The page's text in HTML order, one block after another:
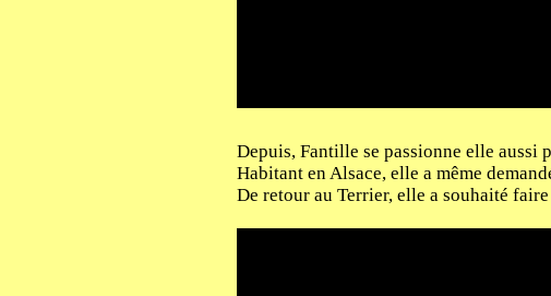
Depuis, Fantille se passionne elle aussi
Habitant en Alsace, elle a même
De retour au Terrier, elle a souhaité